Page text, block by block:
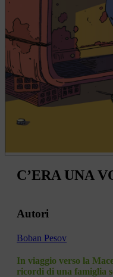
C’ERA UNA
Autori
Boban Pesov
In viaggio verso la
ricordi di una famiglia